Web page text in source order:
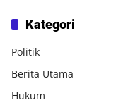
Kategori
Politik
Berita Utama
Hukum